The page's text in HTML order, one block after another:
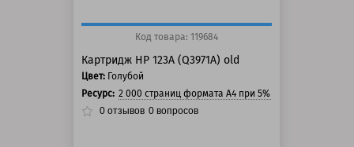
Код товара: 119684
Картридж HP 123A (Q3971A) old
Цвет: Голубой
Ресурс: 2 000 страниц формата А4 при 5% заполнении
0 отзывов 0 вопросов